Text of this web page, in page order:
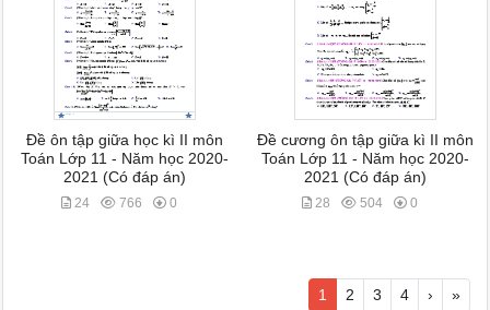
Đề ôn tập giữa học kì II môn
Toán Lớp 11 - Năm học 2020-
2021 (Có đáp án)
24 766 0
Đề cương ôn tập giữa kì II môn
Toán Lớp 11 - Năm học 2020-
2021 (Có đáp án)
28 504 0
1 2 3 4 › »